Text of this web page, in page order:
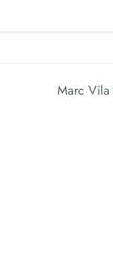
Marc Vila